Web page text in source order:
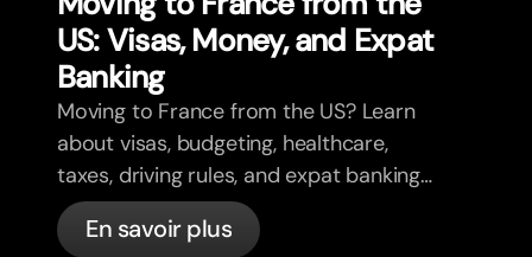
US: Visas, Money, and Expat
Banking
Moving to France from the US? Learn
about visas, budgeting, healthcare,
taxes, driving rules, and expat banking
in France with bunq.
En savoir plus